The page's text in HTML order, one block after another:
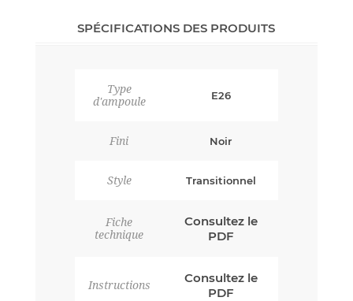
SPÉCIFICATIONS DES PRODUITS
Type
d'ampoule
E26
Fini Noir
Style Transitionnel
Fiche
technique
Consultez le
PDF
Instructions
Consultez le
PDF